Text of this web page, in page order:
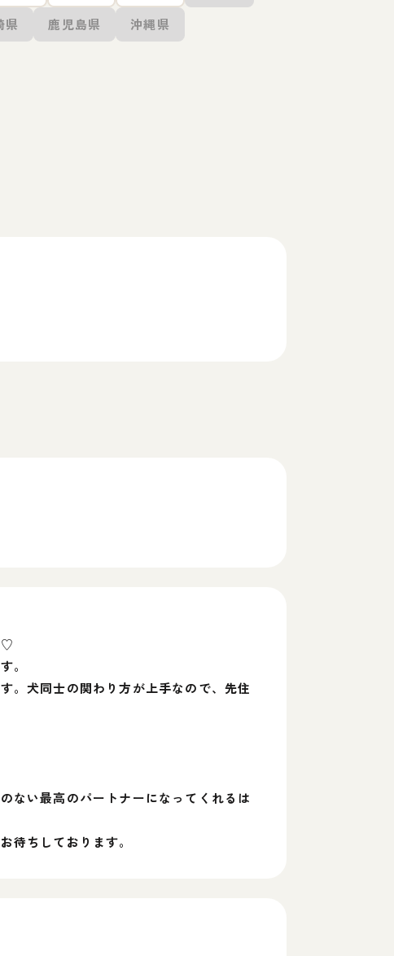
県 鹿児島県 沖縄県
♡
。
。犬同士の関わり方が上手なので、先住
ない最高のパートナーになってくれるは
待ちしております。